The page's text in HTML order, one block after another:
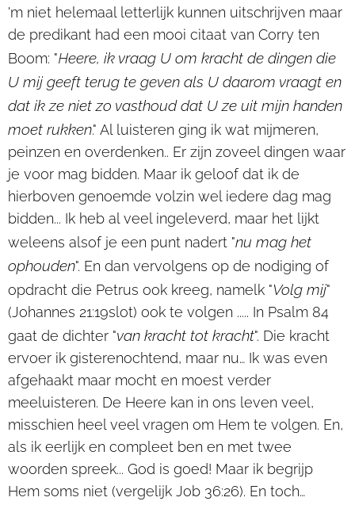
'm niet helemaal letterlijk kunnen uitschrijven maar
de predikant had een mooi citaat van Corry ten
Boom: "Heere, ik vraag U om kracht de dingen die
U mij geeft terug te geven als U daarom vraagt en
dat ik ze niet zo vasthoud dat U ze uit mijn handen
moet rukken." Al luisteren ging ik wat mijmeren,
peinzen en overdenken.. Er zijn zoveel dingen waar
je voor mag bidden. Maar ik geloof dat ik de
hierboven genoemde volzin wel iedere dag mag
bidden... Ik heb al veel ingeleverd, maar het lijkt
weleens alsof je een punt nadert "nu mag het
ophouden". En dan vervolgens op de nodiging of
opdracht die Petrus ook kreeg, namelk "Volg mij"
(Johannes 21:19slot) ook te volgen ..... In Psalm 84
gaat de dichter "van kracht tot kracht". Die kracht
ervoer ik gisterenochtend, maar nu… Ik was even
afgehaakt maar mocht en moest verder
meeluisteren. De Heere kan in ons leven veel,
misschien heel veel vragen om Hem te volgen. En,
als ik eerlijk en compleet ben en met twee
woorden spreek... God is goed! Maar ik begrijp
Hem soms niet (vergelijk Job 36:26). En toch…